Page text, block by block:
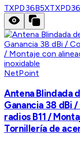
TXPD36B5X
NetPoint
Antena Blindada
Ganancia 38 dBi
radios B11 /
Tornillería de